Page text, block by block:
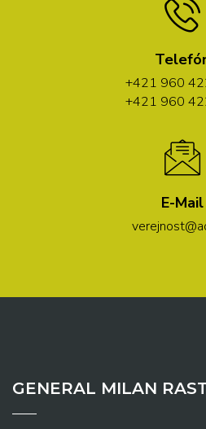
+421 960
+421 960
E-Mail
GENERAL MILAN